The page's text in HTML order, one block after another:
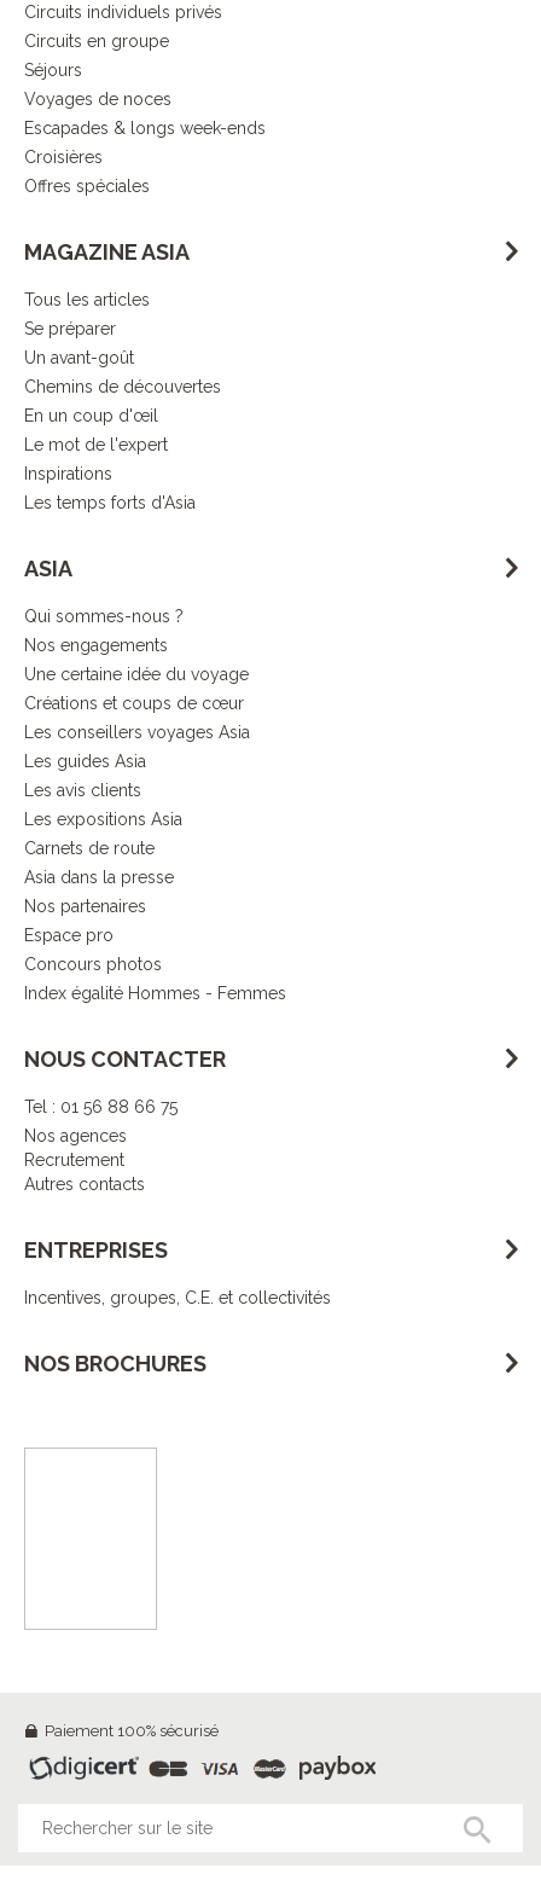
Circuits individuels privés
Circuits en groupe
Séjours
Voyages de noces
Escapades & longs week-ends
Croisières
Offres spéciales
MAGAZINE ASIA
Tous les articles
Se préparer
Un avant-goût
Chemins de découvertes
En un coup d'œil
Le mot de l'expert
Inspirations
Les temps forts d'Asia
ASIA
Qui sommes-nous ?
Nos engagements
Une certaine idée du voyage
Créations et coups de cœur
Les conseillers voyages Asia
Les guides Asia
Les avis clients
Les expositions Asia
Carnets de route
Asia dans la presse
Nos partenaires
Espace pro
Concours photos
Index égalité Hommes - Femmes
NOUS CONTACTER
Tel : 01 56 88 66 75
Nos agences
Recrutement
Autres contacts
ENTREPRISES
Incentives, groupes, C.E. et collectivités
NOS BROCHURES
Paiement 100% sécurisé